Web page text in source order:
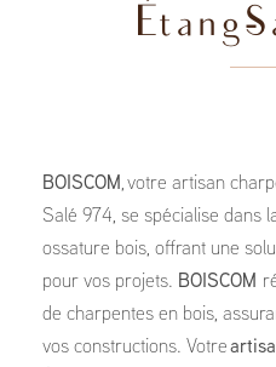
Étang-
BOISCOM, votre artisan
Salé 974, se spécialise dans
ossature bois, offrant une
pour vos projets. BOISCOM
de charpentes en bois,
vos constructions. Votre